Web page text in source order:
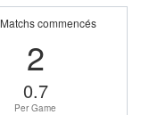
Matchs commencés
2
0.7
Per Game